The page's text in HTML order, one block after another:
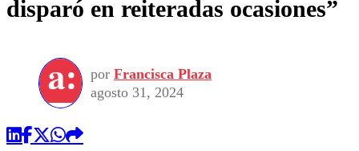
disparó en reiteradas ocasiones”
por Francisca Plaza
agosto 31, 2024